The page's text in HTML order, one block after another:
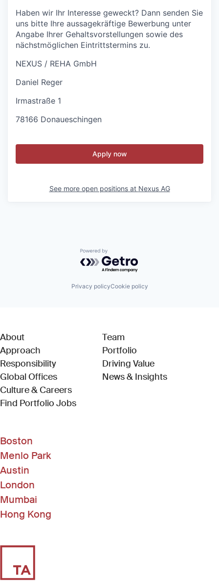
Haben wir Ihr Interesse geweckt? Dann senden Sie
uns bitte Ihre aussagekräftige Bewerbung unter
Angabe Ihrer Gehaltsvorstellungen sowie des
nächstmöglichen Eintrittstermins zu.
NEXUS / REHA GmbH
Daniel Reger
Irmastraße 1
78166 Donaueschingen
Apply now
See more open positions at Nexus AG
Powered by Getro.com
Privacy policyCookie policy
About
Approach
Responsibility
Global Offices
Culture & Careers
Find Portfolio Jobs(Link opens in new window)
Team
Portfolio
Driving Value
News & Insights
Boston
Menlo Park
Austin
London
Mumbai
Hong Kong